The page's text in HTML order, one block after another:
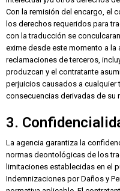
Con la remisión del encargo, el
los derechos requeridos para
con la traducción se
exime desde este momento a
reclamaciones de terceros,
produzcan y el contratante
perjuicios causados a cualquier
consecuencias derivadas de su
3.
La agencia garantiza la
normas deontológicas de los
limitaciones establecidas en el
Indemnizaciones por Daños y